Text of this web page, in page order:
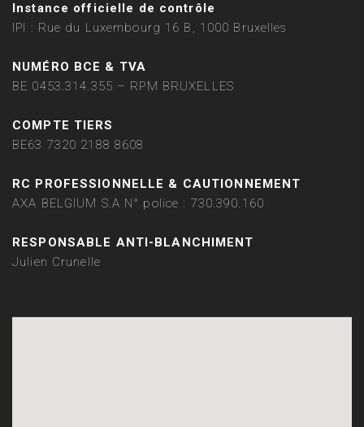
Instance officielle de contrôle
IPI : Rue du Luxembourg 16 B, 1000 Bruxelles
NUMÉRO BCE & TVA
BE 0453.314.355 – RPM BRUXELLES
COMPTE TIERS
BE63 7320 2188 8608
RC PROFESSIONNELLE & CAUTIONNEMENT
AXA BELGIUM S.A N° police : 730.390.160
RESPONSABLE ANTI-BLANCHIMENT
Julien Crunelle